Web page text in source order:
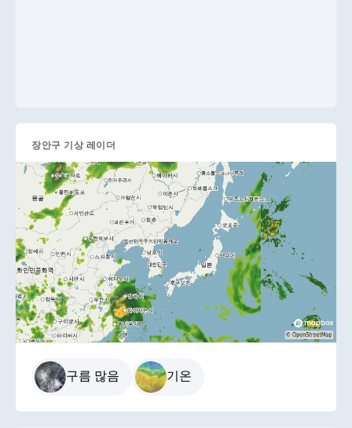
장안구 기상 레이더
구름 많음 기온